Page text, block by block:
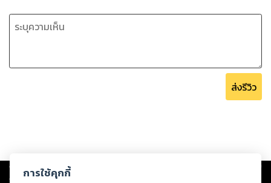
ส่งรีวิว
Copyright © 2026
ต่อผลงานหรือเนื้อหาใดที่อัปโหลดผ่านเว็บไซต์และปรากฏว่าละเมิดสิทธิใน
การใช้คุกกี้